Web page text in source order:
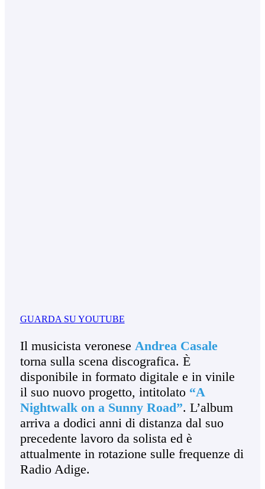
GUARDA SU YOUTUBE
Il musicista veronese Andrea Casale
torna sulla scena discografica. È
disponibile in formato digitale e in vinile
il suo nuovo progetto, intitolato “A
Nightwalk on a Sunny Road”. L’album
arriva a dodici anni di distanza dal suo
precedente lavoro da solista ed è
attualmente in rotazione sulle frequenze di
Radio Adige.